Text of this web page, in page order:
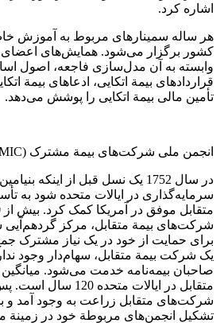
اشاره کرد.
هر ساله سمینارهای مربوط به آموزش
وابسته به آن مدل‌سازی فاجعه، اصول
قراردادهای بیمة اتکایی، ادعاهای بیمة
تأمین مالی بیمة اتکایی را پوشش می‌دهد.
انجمن ملی شرکت‌های بیمة مشترک (NAMIC)
در سال 1752 یک نسل قبل از اینکه
سرمایه‌گذاری در ایالات متحده شود به
شرکت‌های بیمة متقابل، مرکز
برای حمایت از خود در یک نیاز مشترک
یک شرکت بیمة متقابل، سهام‌دار وجود
صاحبان بیمه‌نامه خدمت می‌شود.
متقابل در ایالات
شرکت‌های متقابل زراعت به وجود آمد و
تشکیل انجمن‌های مربوطة خود در زمینة